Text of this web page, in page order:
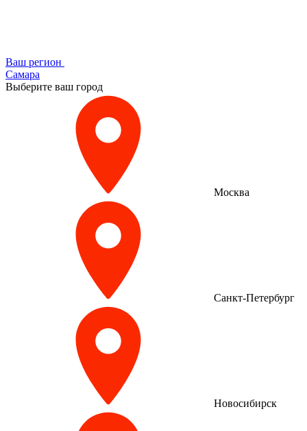
Ваш регион
Самара
Выберите ваш город
Москва
Санкт-Петербург
Новосибирск